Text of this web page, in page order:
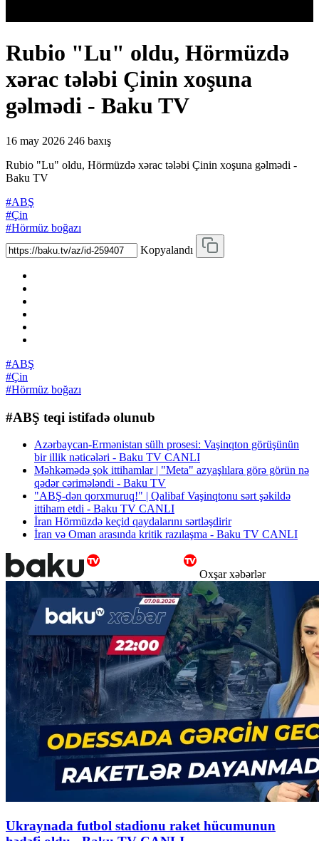
Rubio "Lu" oldu, Hörmüzdə
xərac tələbi Çinin xoşuna
gəlmədi - Baku TV
16 may 2026 246 baxış
Rubio "Lu" oldu, Hörmüzdə xərac tələbi Çinin xoşuna gəlmədi -
Baku TV
#ABŞ
#Çin
#Hörmüz boğazı
Kopyalandı
#ABŞ
#Çin
#Hörmüz boğazı
#ABŞ teqi istifadə olunub
Azərbaycan-Ermənistan sülh prosesi: Vaşinqton görüşünün
bir illik nəticələri - Baku TV CANLI
Məhkəmədə şok ittihamlar | "Meta" azyaşlılara görə görün nə
qədər cərimələndi - Baku TV
"ABŞ-dən qorxmuruq!" | Qalibaf Vaşinqtonu sərt şəkildə
ittiham etdi - Baku TV CANLI
İran Hörmüzdə keçid qaydalarını sərtləşdirir
İran və Oman arasında kritik razılaşma - Baku TV CANLI
Oxşar xəbərlər
Ukraynada futbol stadionu raket hücumunun